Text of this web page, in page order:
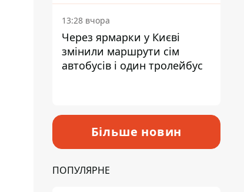
13:28 вчора
Через ярмарки у Києві
змінили маршрути сім
автобусів і один тролейбус
Більше новин
ПОПУЛЯРНЕ